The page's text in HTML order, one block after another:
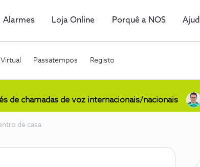
Alarmes Loja Online Porquê a NOS
Passatempos Registo
de chamadas de voz internacionais/nacionais
de casa